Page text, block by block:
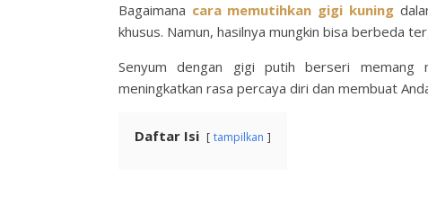
Bagaimana cara memutihkan gigi kuning
khusus. Namun, hasilnya mungkin bisa berbeda
Senyum dengan gigi putih berseri memang
meningkatkan rasa percaya diri dan membuat
Daftar Isi tampilkan